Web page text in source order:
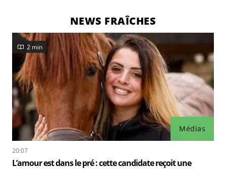
NEWS FRAÎCHES
Médias
2 min
20:07
L’amour est dans le pré : cette candidate reçoit une